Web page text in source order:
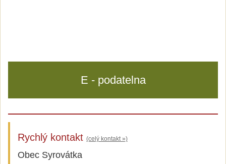
E - podatelna
Rychlý kontakt (celý kontakt »)
Obec Syrovátka